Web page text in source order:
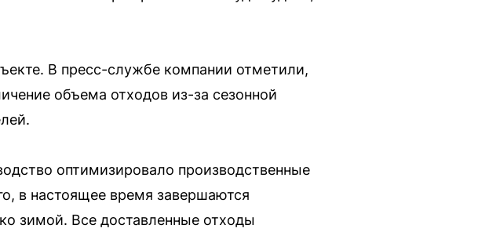
В пресс-службе компании отметили,
объема отходов из-за сезонной
оптимизировало производственные
в настоящее время завершаются
зимой. Все доставленные отходы